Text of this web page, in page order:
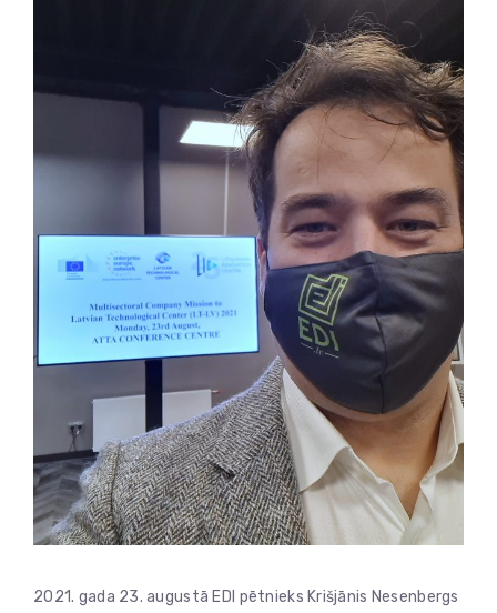
2021. gada 23. augustā EDI pētnieks Krišjānis Nesenbergs